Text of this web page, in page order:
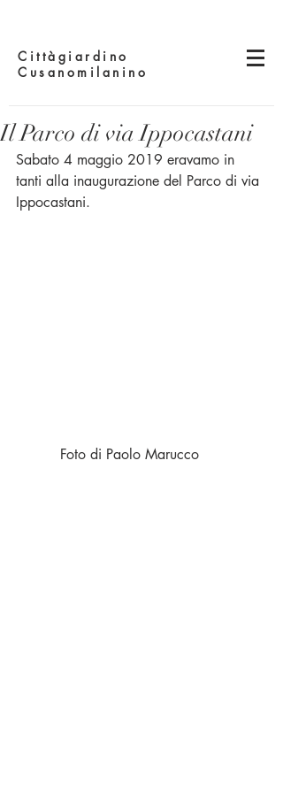
Cittàgiardino
Cusanomilanino
Il Parco di via Ippocastani
Sabato 4 maggio 2019 eravamo in
tanti alla inaugurazione del Parco di via
Ippocastani.
          Foto di Paolo Marucco